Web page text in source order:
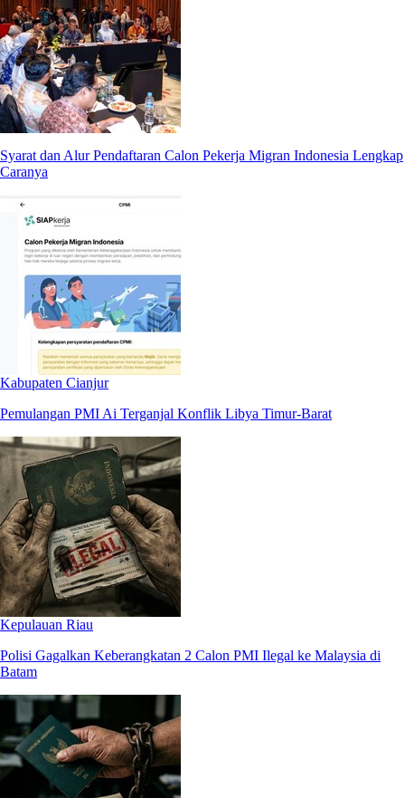
Syarat dan Alur Pendaftaran Calon Pekerja Migran Indonesia Lengkap
Caranya
Kabupaten Cianjur
Pemulangan PMI Ai Terganjal Konflik Libya Timur-Barat
Kepulauan Riau
Polisi Gagalkan Keberangkatan 2 Calon PMI Ilegal ke Malaysia di
Batam